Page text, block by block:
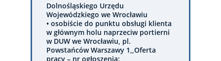
Dolnośląskiego Urzędu
Wojewódzkiego we Wrocławiu
• osobiście do punktu obsługi klienta
w głównym holu naprzeciw portierni
w DUW we Wrocławiu, pl.
Powstańców Warszawy 1,,Oferta
pracy – nr ogłoszenia: